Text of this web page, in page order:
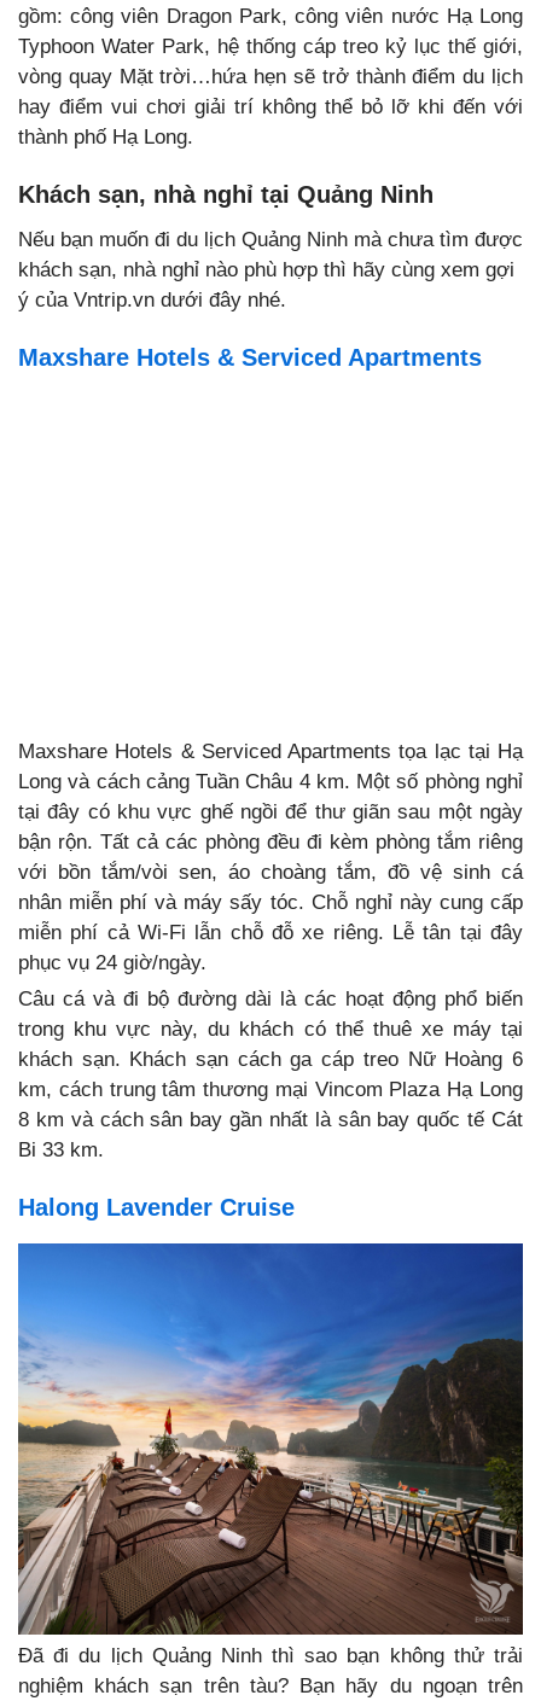
gồm: công viên Dragon Park, công viên nước Hạ Long
Typhoon Water Park, hệ thống cáp treo kỷ lục thế giới,
vòng quay Mặt trời…hứa hẹn sẽ trở thành điểm du lịch
hay điểm vui chơi giải trí không thể bỏ lỡ khi đến với
thành phố Hạ Long.
Khách sạn, nhà nghỉ tại Quảng Ninh
Nếu bạn muốn đi du lịch Quảng Ninh mà chưa tìm được
khách sạn, nhà nghỉ nào phù hợp thì hãy cùng xem gợi
ý của Vntrip.vn dưới đây nhé.
Maxshare Hotels & Serviced Apartments
Maxshare Hotels & Serviced Apartments tọa lạc tại Hạ
Long và cách cảng Tuần Châu 4 km. Một số phòng nghỉ
tại đây có khu vực ghế ngồi để thư giãn sau một ngày
bận rộn. Tất cả các phòng đều đi kèm phòng tắm riêng
với bồn tắm/vòi sen, áo choàng tắm, đồ vệ sinh cá
nhân miễn phí và máy sấy tóc. Chỗ nghỉ này cung cấp
miễn phí cả Wi-Fi lẫn chỗ đỗ xe riêng. Lễ tân tại đây
phục vụ 24 giờ/ngày.
Câu cá và đi bộ đường dài là các hoạt động phổ biến
trong khu vực này, du khách có thể thuê xe máy tại
khách sạn. Khách sạn cách ga cáp treo Nữ Hoàng 6
km, cách trung tâm thương mại Vincom Plaza Hạ Long
8 km và cách sân bay gần nhất là sân bay quốc tế Cát
Bi 33 km.
Halong Lavender Cruise
Đã đi du lịch Quảng Ninh thì sao bạn không thử trải
nghiệm khách sạn trên tàu? Bạn hãy du ngoạn trên